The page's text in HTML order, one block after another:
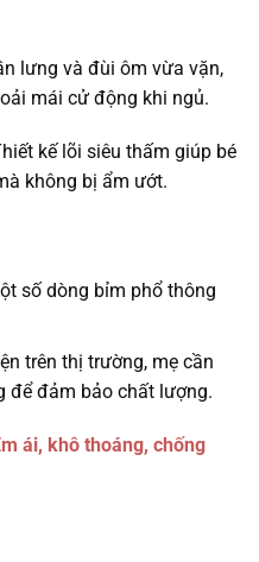
lưng và đùi ôm vừa vặn,
mái cử động khi ngủ.
kế lõi siêu thấm giúp bé
không bị ẩm ướt.
số dòng bỉm phổ thông
trên thị trường, mẹ cần
để đảm bảo chất lượng.
ái, khô thoáng, chống